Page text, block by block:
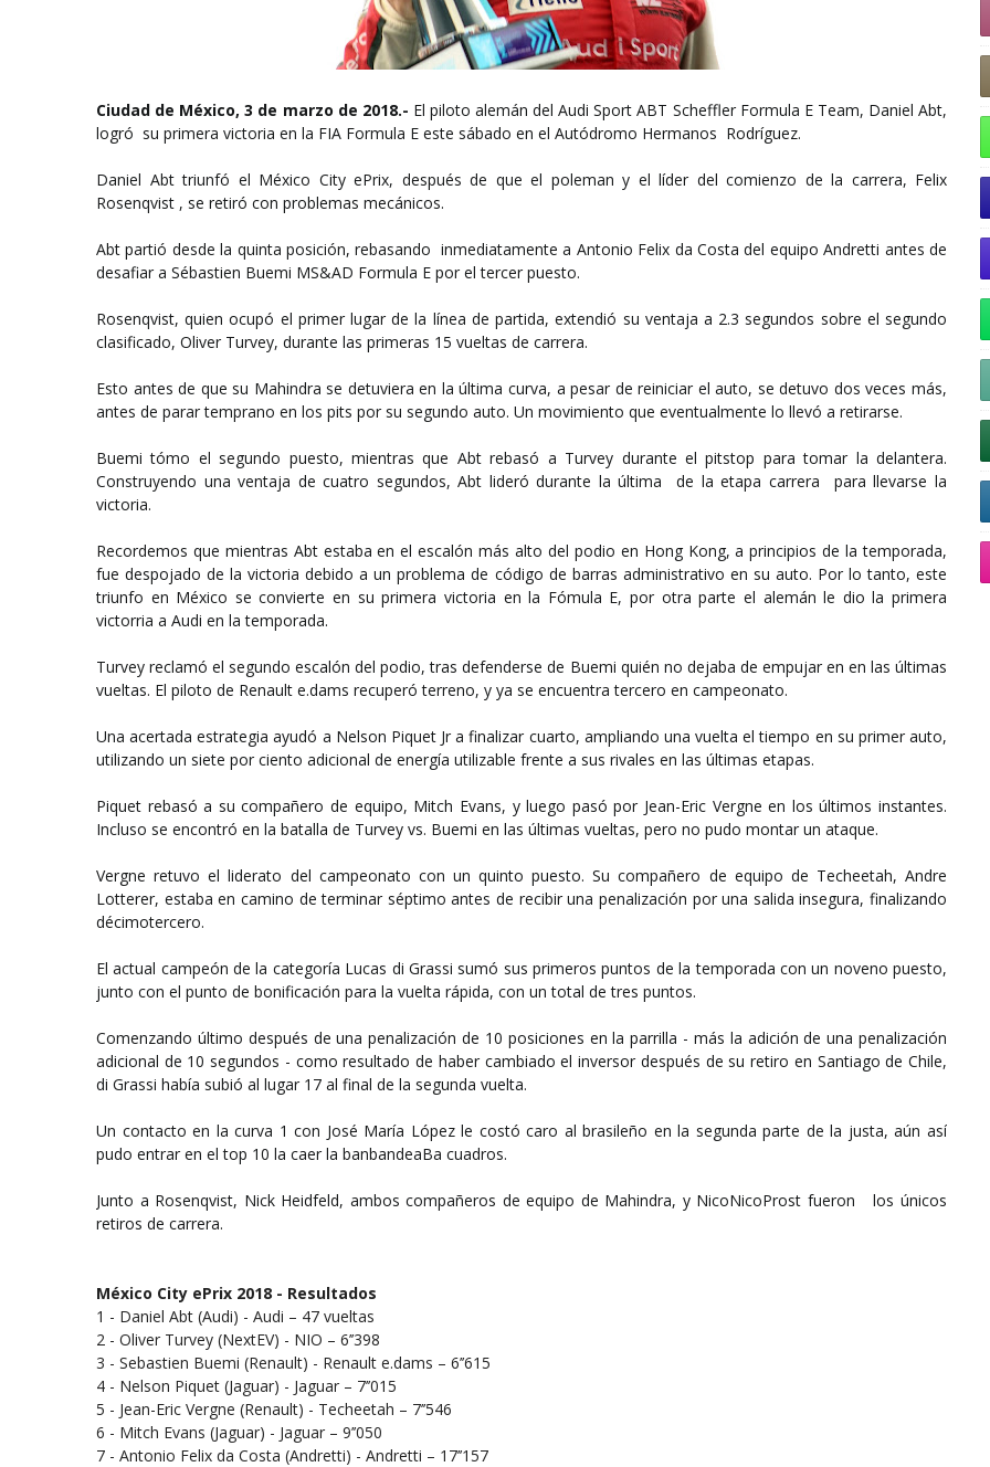
Ciudad de México, 3 de marzo de 2018.- El piloto alemán del Audi Sport ABT Scheffler Formula E Team, Daniel Abt,
logró su primera victoria en la FIA Formula E este sábado en el Autódromo Hermanos Rodríguez.
Daniel Abt triunfó el México City ePrix, después de que el poleman y el líder del comienzo de la carrera, Felix
Rosenqvist , se retiró con problemas mecánicos.
Abt partió desde la quinta posición, rebasando inmediatamente a Antonio Felix da Costa del equipo Andretti antes de
desafiar a Sébastien Buemi MS&AD Formula E por el tercer puesto.
Rosenqvist, quien ocupó el primer lugar de la línea de partida, extendió su ventaja a 2.3 segundos sobre el segundo
clasificado, Oliver Turvey, durante las primeras 15 vueltas de carrera.
Esto antes de que su Mahindra se detuviera en la última curva, a pesar de reiniciar el auto, se detuvo dos veces más,
antes de parar temprano en los pits por su segundo auto. Un movimiento que eventualmente lo llevó a retirarse.
Buemi tómo el segundo puesto, mientras que Abt rebasó a Turvey durante el pitstop para tomar la delantera.
Construyendo una ventaja de cuatro segundos, Abt lideró durante la última de la etapa carrera para llevarse la
victoria.
Recordemos que mientras Abt estaba en el escalón más alto del podio en Hong Kong, a principios de la temporada,
fue despojado de la victoria debido a un problema de código de barras administrativo en su auto. Por lo tanto, este
triunfo en México se convierte en su primera victoria en la Fómula E, por otra parte el alemán le dio la primera
victorria a Audi en la temporada.
Turvey reclamó el segundo escalón del podio, tras defenderse de Buemi quién no dejaba de empujar en en las últimas
vueltas. El piloto de Renault e.dams recuperó terreno, y ya se encuentra tercero en campeonato.
Una acertada estrategia ayudó a Nelson Piquet Jr a finalizar cuarto, ampliando una vuelta el tiempo en su primer auto,
utilizando un siete por ciento adicional de energía utilizable frente a sus rivales en las últimas etapas.
Piquet rebasó a su compañero de equipo, Mitch Evans, y luego pasó por Jean-Eric Vergne en los últimos instantes.
Incluso se encontró en la batalla de Turvey vs. Buemi en las últimas vueltas, pero no pudo montar un ataque.
Vergne retuvo el liderato del campeonato con un quinto puesto. Su compañero de equipo de Techeetah, Andre
Lotterer, estaba en camino de terminar séptimo antes de recibir una penalización por una salida insegura, finalizando
décimotercero.
El actual campeón de la categoría Lucas di Grassi sumó sus primeros puntos de la temporada con un noveno puesto,
junto con el punto de bonificación para la vuelta rápida, con un total de tres puntos.
Comenzando último después de una penalización de 10 posiciones en la parrilla - más la adición de una penalización
adicional de 10 segundos - como resultado de haber cambiado el inversor después de su retiro en Santiago de Chile,
di Grassi había subió al lugar 17 al final de la segunda vuelta.
Un contacto en la curva 1 con José María López le costó caro al brasileño en la segunda parte de la justa, aún así
pudo entrar en el top 10 la caer la banbandeaBa cuadros.
Junto a Rosenqvist, Nick Heidfeld, ambos compañeros de equipo de Mahindra, y NicoNicoProst fueron los únicos
retiros de carrera.
México City ePrix 2018 - Resultados
1 - Daniel Abt (Audi) - Audi – 47 vueltas
2 - Oliver Turvey (NextEV) - NIO – 6’’398
3 - Sebastien Buemi (Renault) - Renault e.dams – 6’’615
4 - Nelson Piquet (Jaguar) - Jaguar – 7’’015
5 - Jean-Eric Vergne (Renault) - Techeetah – 7’’546
6 - Mitch Evans (Jaguar) - Jaguar – 9’’050
7 - Antonio Felix da Costa (Andretti) - Andretti – 17’’157